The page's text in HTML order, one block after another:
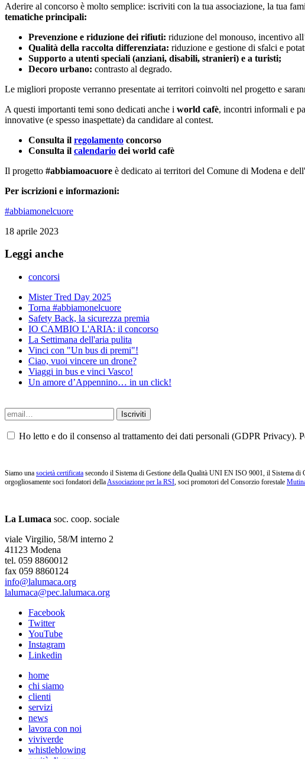
Aderire al concorso è molto semplice: iscriviti con la tua associazione, la tua
tematiche principali:
Prevenzione e riduzione dei rifiuti: riduzione del monouso, incentivo
Qualità della raccolta differenziata: riduzione e gestione di sfalci e
Supporto a utenti speciali (anziani, disabili, stranieri) e a turisti;
Decoro urbano: contrasto al degrado.
Le migliori proposte verranno presentate ai territori coinvolti nel progetto e
A questi importanti temi sono dedicati anche i world cafè, incontri informali e
innovative (e spesso inaspettate) da candidare al contest.
Consulta il regolamento concorso
Consulta il calendario dei world cafè
Il progetto #abbiamoacuore è dedicato ai territori del Comune di Modena e
Per iscrizioni e informazioni:
#abbiamonelcuore
18 aprile 2023
Leggi anche
concorsi
Mister Tred Day 2025
Torna #abbiamonelcuore
Safety Back, la sicurezza premia
IO CAMBIO L'ARIA: il concorso
La Settimana dell'aria pulita
Vinci con "Un bus di premi"!
Ciao, vuoi vincere un drone?
Viaggi in bus e vinci Vasco!
Un amore d’Appennino… in un click!
Ho letto e do il consenso al trattamento dei dati personali (GDPR Privacy).
Siamo una società certificata secondo il Sistema di Gestione della Qualità UNI EN ISO 9001, il Sistema
orgogliosamente soci fondatori dellaAssociazione per la RSI, soci promotori del Consorzio forestale
La Lumaca soc. coop. sociale
viale Virgilio, 58/M interno 2
41123 Modena
tel. 059 8860012
fax 059 8860124
info@lalumaca.org
lalumaca@pec.lalumaca.org
Facebook
Twitter
YouTube
Instagram
Linkedin
home
chi siamo
clienti
servizi
news
lavora con noi
viviverde
whistleblowing